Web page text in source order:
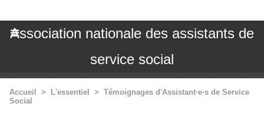
Association nationale des assistants de
service social
Accueil > L'essentiel > Témoignages d'Assistant·e·s de Service
Social